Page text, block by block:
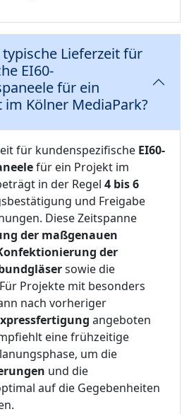
Lieferzeit für
EI60-
für ein
Kölner MediaPark?
für kundenspezifische EI60-
für ein Projekt im
in der Regel 4 bis 6
und Freigabe
Diese Zeitspanne
der maßgenauen
der
sowie die
Projekte mit besonders
nach vorheriger
angeboten
eine frühzeitige
um die
und die
auf die Gegebenheiten